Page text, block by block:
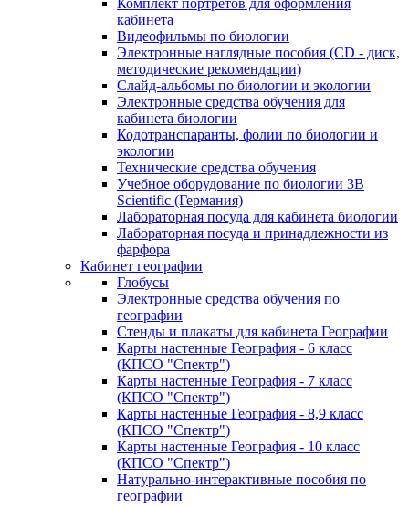
Комплект портретов для оформления
кабинета
Видеофильмы по биологии
Электронные наглядные пособия (CD - диск,
методические рекомендации)
Слайд-альбомы по биологии и экологии
Электронные средства обучения для
кабинета биологии
Кодотранспаранты, фолии по биологии и
экологии
Технические средства обучения
Учебное оборудование по биологии 3B
Scientific (Германия)
Лабораторная посуда для кабинета биологии
Лабораторная посуда и принадлежности из
фарфора
Кабинет географии
Глобусы
Электронные средства обучения по
географии
Стенды и плакаты для кабинета Географии
Карты настенные География - 6 класс
(КПСО "Спектр")
Карты настенные География - 7 класс
(КПСО "Спектр")
Карты настенные География - 8,9 класс
(КПСО "Спектр")
Карты настенные География - 10 класс
(КПСО "Спектр")
Натурально-интерактивные пособия по
географии